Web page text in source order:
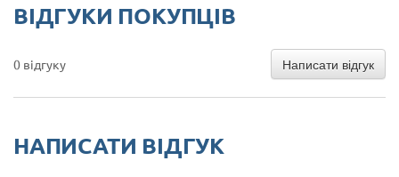
ВІДГУКИ ПОКУПЦІВ
0 відгуку Написати відгук
НАПИСАТИ ВІДГУК